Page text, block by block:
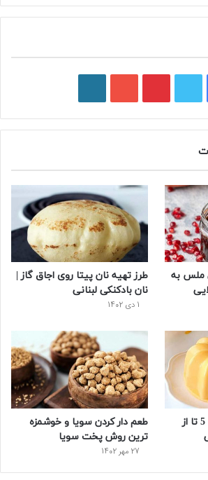
ملس به
طرز تهیه نان پیتا روی اجاق گاز |
نان بادکنکی لبنانی
1 دی 1402
طرز تهیه دسر زعفرانی | 5 تا از
طعم دار کردن سویا و خوشمزه
ترین روش پخت سویا
27 مهر 1402